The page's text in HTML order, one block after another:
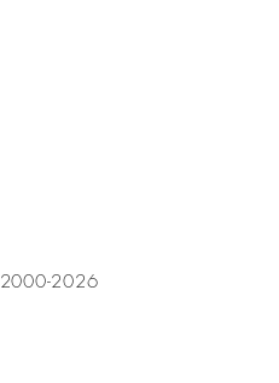
2000-2026